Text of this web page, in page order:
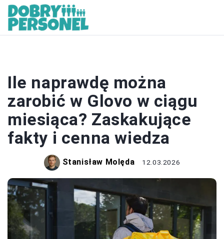
Ile naprawdę można
zarobić w Glovo w ciągu
miesiąca? Zaskakujące
fakty i cenna wiedza
Stanisław Molęda 12.03.2026